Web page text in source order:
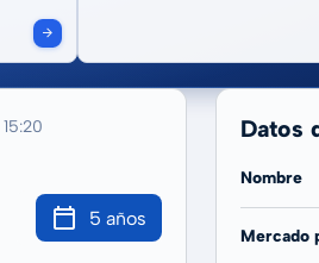
5 años
Datos
Nombre
Mercado